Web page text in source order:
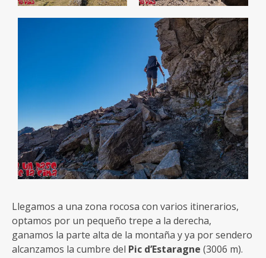
Llegamos a una zona rocosa con varios itinerarios,
optamos por un pequeño trepe a la derecha,
ganamos la parte alta de la montaña y ya por sendero
alcanzamos la cumbre del Pic d’Estaragne (3006 m).